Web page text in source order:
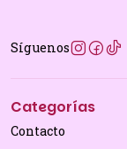
Síguenos
Categorías
Contacto